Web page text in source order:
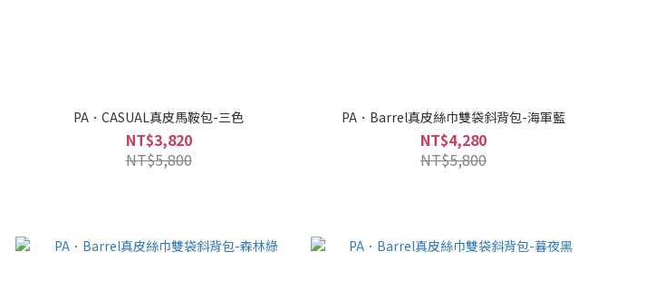
PA．CASUAL真皮馬鞍包-三色
NT$3,820
NT$5,800
PA．Barrel真皮絲巾雙袋斜背包-海軍藍
NT$4,280
NT$5,800